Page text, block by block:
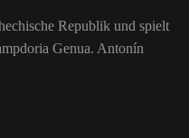
Republik und spielt
Genua. Antonín